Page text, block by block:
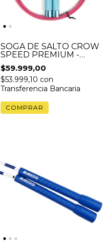
SOGA DE SALTO CROW
SPEED PREMIUM -
BLUE
$59.999,00
$53.999,10 con
Transferencia Bancaria